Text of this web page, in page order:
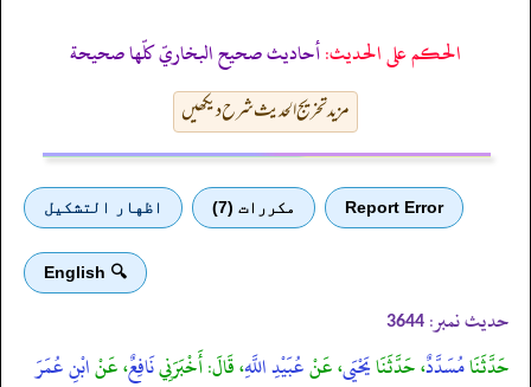
الحكم على الحديث:أحاديث صحيح البخاريّ كلّها صحيحة
مزید تخریج الحدیث شرح دیکھیں
Report Error مكررات (7) اظهار التشكيل
🔍 English
حدیث نمبر: 3644
حَدَّثَنَامُسَدَّدٌ، حَدَّثَنَايَحْيَى، عَنْعُبَيْدِ اللَّهِ، قَالَ: أَخْبَرَنِينَافِعٌ، عَنْابْنِ عُمَرَ